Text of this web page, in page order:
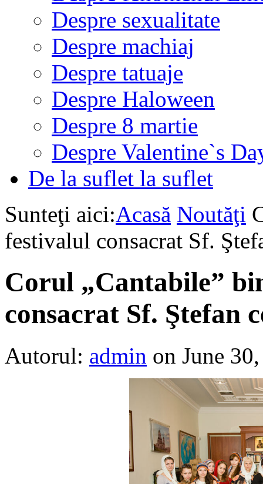
Despre sexualitate
Despre machiaj
Despre tatuaje
Despre Haloween
Despre 8 martie
Despre Valentine`s
De la suflet la suflet
Sunteţi aici:Acasă Noutăţi
festivalul consacrat Sf.
Corul „Cantabile”
consacrat Sf. Ştefan
Autorul: admin on June